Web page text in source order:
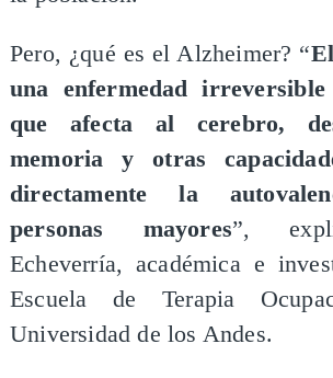
Pero, ¿qué es el Alzheimer? “
una enfermedad
que afecta al cerebro,
memoria y otras
directamente la
personas mayores”,
Echeverría, académica e
Escuela de Terapia
Universidad de los Andes.